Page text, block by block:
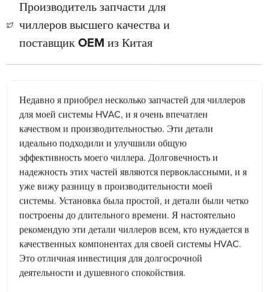
Производитель запчасти для
чиллеров высшего качества и
поставщик OEM из Китая
Недавно я приобрел несколько запчастей для чиллеров
для моей системы HVAC, и я очень впечатлен
качеством и производительностью. Эти детали
идеально подходили и улучшили общую
эффективность моего чиллера. Долговечность и
надежность этих частей являются первоклассными, и я
уже вижу разницу в производительности моей
системы. Установка была простой, и детали были четко
построены до длительного времени. Я настоятельно
рекомендую эти детали чиллеров всем, кто нуждается в
качественных компонентах для своей системы HVAC.
Это отличная инвестиция для долгосрочной
деятельности и душевного спокойствия.